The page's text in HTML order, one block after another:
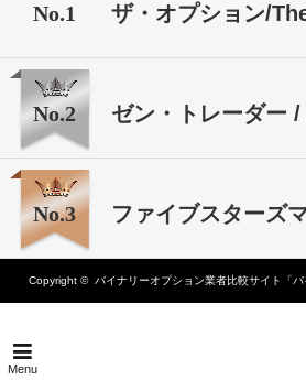
Menu
No.1 ザ・オプション/
No.2 ゼン・トレーダー
No.3 ファイブスターズ
Copyright © バイナリーオプション業者比較サイト「バ